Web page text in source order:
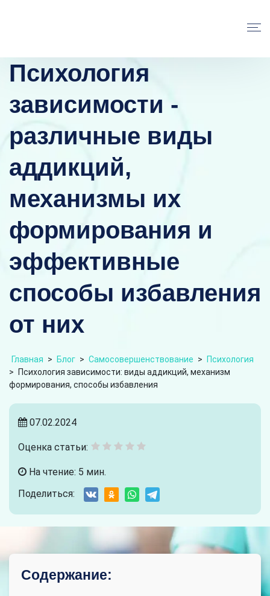
Психология
зависимости -
различные виды
аддикций,
механизмы их
формирования и
эффективные
способы избавления
от них
Главная > Блог > Самосовершенствование >
Психология
>
Психология зависимости: виды аддикций, механизм
формирования, способы избавления
07.02.2024
Оценка статьи:
На чтение: 5 мин.
Поделиться:
Содержание: